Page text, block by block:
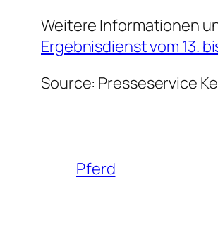
Weitere Informationen
Ergebnisdienst vom 13.
Source: Presseservice
Pferd